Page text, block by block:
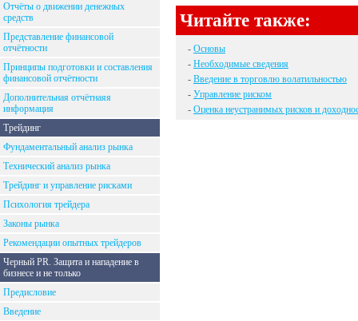
Отчёты о движении денежных
средств
Представление финансовой
отчётности
Принципы подготовки и составления
финансовой отчётности
Дополнительная отчётнаяя
информация
Трейдинг
Фундаментальный анализ рынка
Технический анализ рынка
Трейдинг и управление рисками
Психология трейдера
Законы рынка
Рекомендации опытных трейдеров
Черный PR. Защита и нападение в
бизнесе и не только
Предисловие
Введение
Читайте также:
- Основы
- Необходимые сведения
- Введение в торговлю волатильностью
- Управление риском
- Оценка неустранимых рисков и